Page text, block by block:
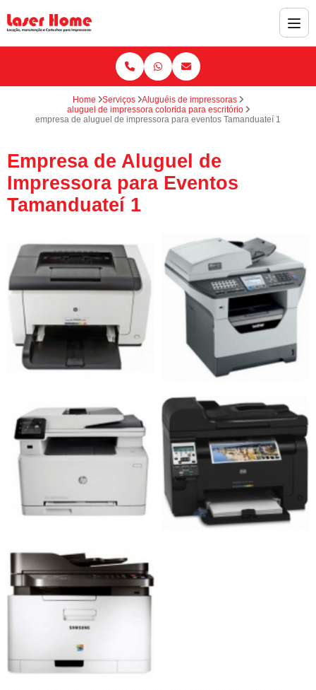
Home Serviços
Aluguéis de impressoras
aluguel de impressora colorida para escritório
empresa de aluguel de impressora para eventos Tamanduateí 1
Empresa de Aluguel de
Impressora para Eventos
Tamanduateí 1